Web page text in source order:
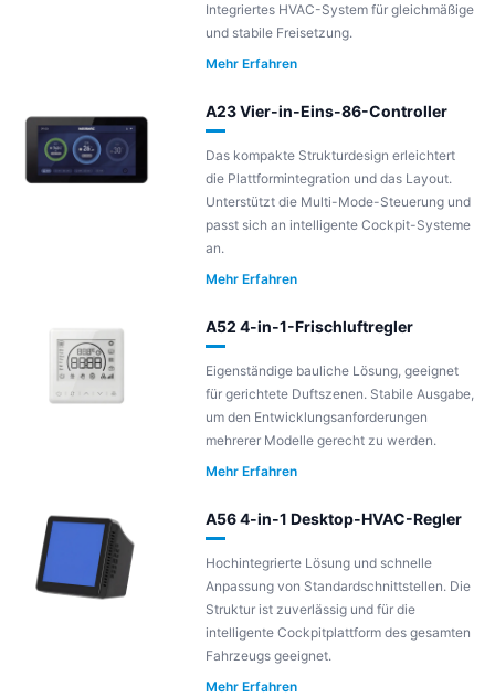
Integriertes HVAC-System für gleichmäßige
und stabile Freisetzung.
Mehr Erfahren
A23 Vier-in-Eins-86-Controller
Das kompakte Strukturdesign erleichtert
die Plattformintegration und das Layout.
Unterstützt die Multi-Mode-Steuerung und
passt sich an intelligente Cockpit-Systeme
an.
Mehr Erfahren
A52 4-in-1-Frischluftregler
Eigenständige bauliche Lösung, geeignet
für gerichtete Duftszenen. Stabile Ausgabe,
um den Entwicklungsanforderungen
mehrerer Modelle gerecht zu werden.
Mehr Erfahren
A56 4-in-1 Desktop-HVAC-Regler
Hochintegrierte Lösung und schnelle
Anpassung von Standardschnittstellen. Die
Struktur ist zuverlässig und für die
intelligente Cockpitplattform des gesamten
Fahrzeugs geeignet.
Mehr Erfahren